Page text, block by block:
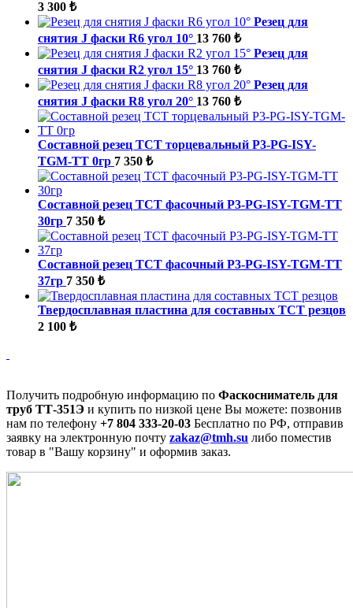
3 300 ₺
Резец для
снятия J фаски R6 угол 10° 13 760 ₺
Резец для
снятия J фаски R2 угол 15° 13 760 ₺
Резец для
снятия J фаски R8 угол 20° 13 760 ₺
Составной резец TCT торцевальный P3-PG-ISY-
TGM-ТТ 0гр 7 350 ₺
Составной резец TCT фасочный P3-PG-ISY-TGM-ТТ
30гр 7 350 ₺
Составной резец TCT фасочный P3-PG-ISY-TGM-ТТ
37гр 7 350 ₺
Твердосплавная пластина для составных ТСТ резцов
2 100 ₺
Получить подробную информацию по Фаскосниматель для
труб ТТ-351Э и купить по низкой цене Вы можете: позвонив
нам по телефону +7 804 333-20-03 Бесплатно по РФ, отправив
заявку на электронную почту zakaz@tmh.su либо поместив
товар в "Вашу корзину" и оформив заказ.